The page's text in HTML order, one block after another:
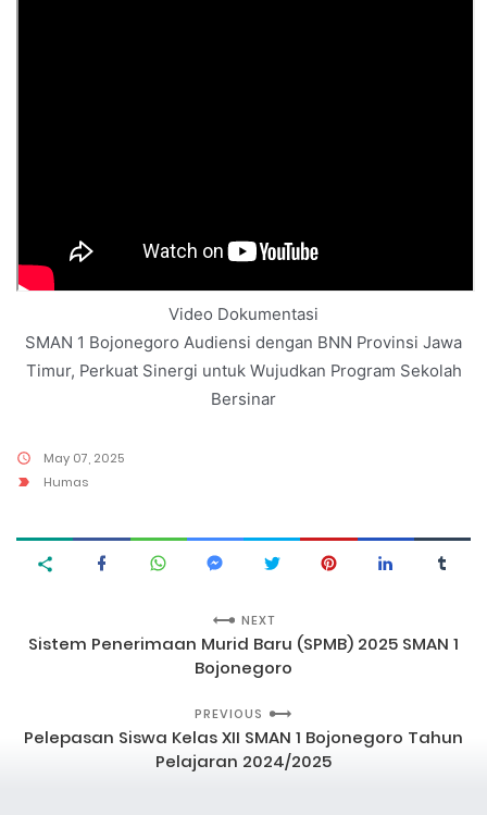
Video Dokumentasi
SMAN 1 Bojonegoro Audiensi dengan BNN Provinsi Jawa
Timur, Perkuat Sinergi untuk Wujudkan Program Sekolah
Bersinar
May 07, 2025
Humas
NEXT
Sistem Penerimaan Murid Baru (SPMB) 2025 SMAN 1
Bojonegoro
PREVIOUS
Pelepasan Siswa Kelas XII SMAN 1 Bojonegoro Tahun
Pelajaran 2024/2025